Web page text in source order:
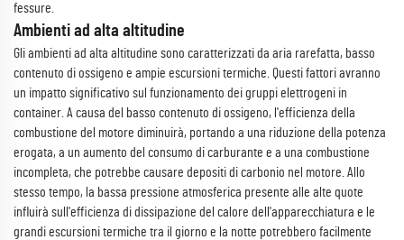
fessure.
Ambienti ad alta altitudine
Gli ambienti ad alta altitudine sono caratterizzati da aria rarefatta, basso
contenuto di ossigeno e ampie escursioni termiche. Questi fattori avranno
un impatto significativo sul funzionamento dei gruppi elettrogeni in
container. A causa del basso contenuto di ossigeno, l'efficienza della
combustione del motore diminuirà, portando a una riduzione della potenza
erogata, a un aumento del consumo di carburante e a una combustione
incompleta, che potrebbe causare depositi di carbonio nel motore. Allo
stesso tempo, la bassa pressione atmosferica presente alle alte quote
influirà sull'efficienza di dissipazione del calore dell'apparecchiatura e le
grandi escursioni termiche tra il giorno e la notte potrebbero facilmente